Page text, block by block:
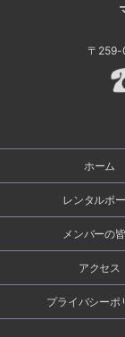
〒259-
ホーム
レンタルボ
メンバーの
アクセス
プライバシーポ